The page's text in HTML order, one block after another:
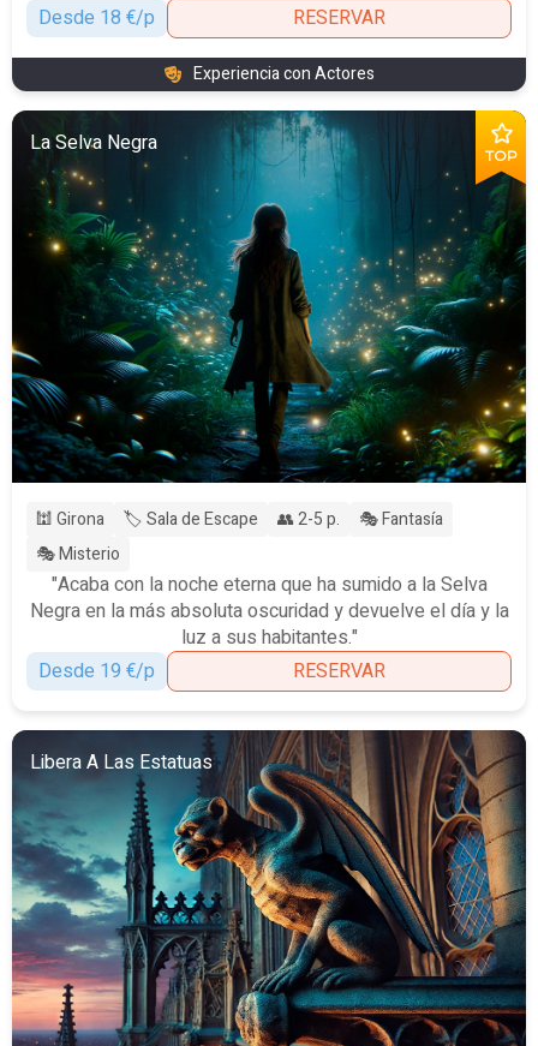
Desde 18 €/p
RESERVAR
Experiencia con Actores
TOP
La Selva Negra
🕍 Girona 🏷️ Sala de Escape 👥 2-5 p.
🎭 Fantasía
🎭 Misterio
"Acaba con la noche eterna que ha sumido a la Selva
Negra en la más absoluta oscuridad y devuelve el día y la
luz a sus habitantes."
Desde 19 €/p
RESERVAR
Libera A Las Estatuas